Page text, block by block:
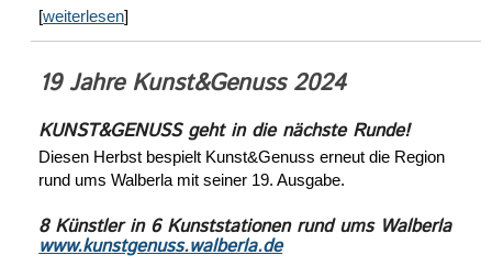
[weiterlesen]
19 Jahre Kunst&Genuss 2024
KUNST&GENUSS geht in die nächste Runde!
Diesen Herbst bespielt Kunst&Genuss erneut die Region
rund ums Walberla mit seiner 19. Ausgabe.
8 Künstler in 6 Kunststationen rund ums Walberla
www.kunstgenuss.walberla.de